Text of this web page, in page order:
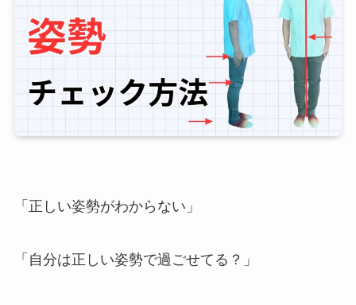
「正しい姿勢がわからない」
「自分は正しい姿勢で過ごせてる？」